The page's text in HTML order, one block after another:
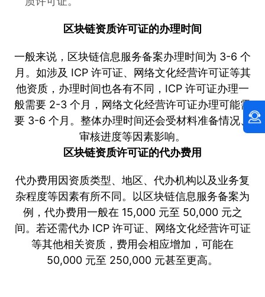
区块链资质许可证的办理时间
一般来说，区块链信息服务备案办理时间为 3-6 个
月。如涉及 ICP 许可证、网络文化经营许可证等其
他资质，办理时间也各有不同，ICP 许可证办理一
般需要 2-3 个月，网络文化经营许可证办理可能需
要 3-6 个月。整体办理时间还会受材料准备情况、
审核进度等因素影响。
区块链资质许可证的代办费用
代办费用因资质类型、地区、代办机构以及业务复
杂程度等因素有所不同。以区块链信息服务备案为
例，代办费用一般在 15,000 元至 50,000 元之
间。若还需代办 ICP 许可证、网络文化经营许可证
等其他相关资质，费用会相应增加，可能在
50,000 元至 250,000 元甚至更高。